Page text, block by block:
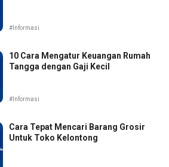
#Informasi
10 Cara Mengatur Keuangan Rumah
Tangga dengan Gaji Kecil
#Informasi
Cara Tepat Mencari Barang Grosir
Untuk Toko Kelontong